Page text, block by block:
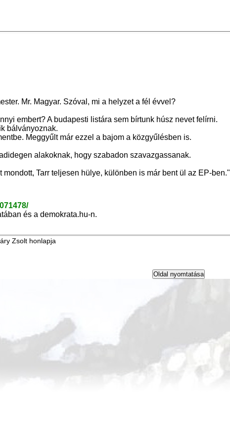
Mr. Magyar. Szóval, mi a helyzet a fél évvel?
embert? A budapesti listára sem bírtunk húsz nevet felírni.
bálványoznak.
Meggyűlt már ezzel a bajom a közgyűlésben is.
alakoknak, hogy szabadon szavazgassanak.
Tarr teljesen hülye, különben is már bent ül az EP-ben."
és a demokrata.hu-n.
Zsolt honlapja